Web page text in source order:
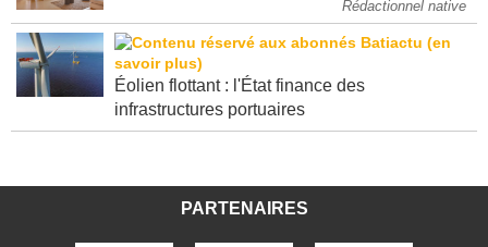
Rédactionnel native
Éolien flottant : l'État finance des